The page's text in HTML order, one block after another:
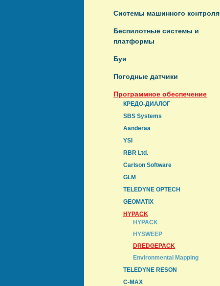
Системы машинного контроля
Беспилотные системы и
платформы
Буи
Погодные датчики
Программное обеспечение
КРЕДО-ДИАЛОГ
SBS Systems
Aanderaa
YSI
RBR Ltd.
Carlson Software
GLM
TELEDYNE OPTECH
GEOMATIX
HYPACK
HYPACK
HYSWEEP
DREDGEPACK
Environmental Mapping
TELEDYNE RESON
C-MAX